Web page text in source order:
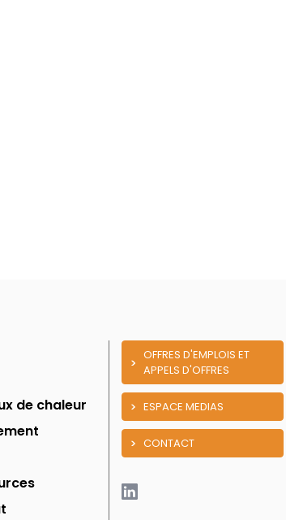
de chaleur
OFFRES D'EMPLOIS ET
APPELS D'OFFRES
ESPACE MEDIAS
CONTACT